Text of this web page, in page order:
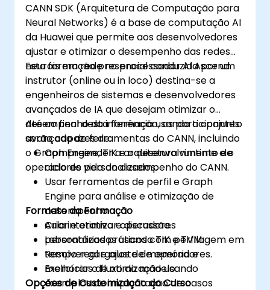
CANN SDK (Arquitetura de Computação para
Neural Networks) é a base de computação AI
da Huawei que permite aos desenvolvedores
ajustar e otimizar o desempenho das redes
neurais em rede no processador AI Ascend.
Esta formação presencial conduzida por um
instrutor (online ou in loco) destina-se a
engenheiros de sistemas e desenvolvedores
avançados de IA que desejam otimizar o
desempenho da inferência usando o conjunto
avançado de ferramentas do CANN, incluindo
o Graph Engine, TIK e o desenvolvimento de
operadores personalizados.
Até ao final desta formação, os participantes
serão capazes de:
Compreender a arquitetura runtime e o
ciclo de vida do desempenho do CANN.
Usar ferramentas de perfil e Graph
Engine para análise e otimização de
desempenho.
Criar e otimizar operadores
personalizados usando TIK e TVM.
Resolver gargalos de memória e
melhorar o fluxo do modelo.
Formato da Formação
Aula interativa e discussão.
Laboratórios práticos com perfilagem em
tempo real e ajuste de operadores.
Exercícios de otimização usando
exemplos de implantação de casos
Opções de Customização do Curso